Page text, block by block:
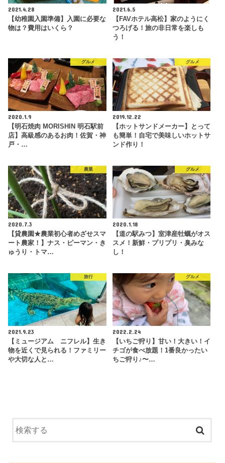
2021.4.28
【幼稚園入園準備】入園に必要な
物は？費用はいくら？
2021.6.5
【FAVホテル高松】家のようにく
つろげる！旅の非日常を楽しも
う！
グルメ
2020.1.9
【明石焼肉 MORISHIN 明石駅前
店】高級感のあるお肉！佐賀・神
戸・…
グルメ
2019.12.22
【ホットサンドメーカー】とって
も簡単！自宅で美味しいホットサ
ンド作り！
農業
2020.7.3
【貸農園★農業初心者めざせスマ
ート農家！】ナス・ピーマン・き
ゅうり・トマ…
グルメ
2020.1.18
【道の駅みつ】室津産牡蠣がオス
スメ！新鮮・プリプリ・臭みな
し！
旅行
2021.9.23
【ミュージアム ニフレル】生き
物を近くで見られる！ファミリー
や大切な人と…
グルメ
2022.2.24
【いちご狩り】甘い！大きい！イ
チゴが食べ放題！1番良かったい
ちご狩り♪〜…